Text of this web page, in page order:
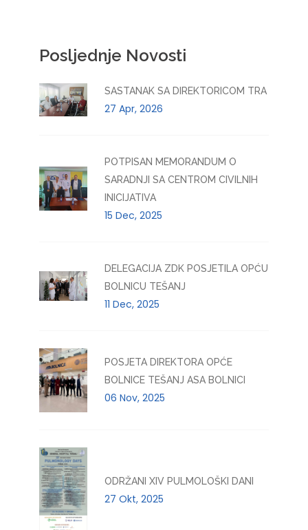
Posljednje Novosti
SASTANAK SA DIREKTORICOM TRA
27 Apr, 2026
POTPISAN MEMORANDUM O
SARADNJI SA CENTROM CIVILNIH
INICIJATIVA
15 Dec, 2025
DELEGACIJA ZDK POSJETILA OPĆU
BOLNICU TEŠANJ
11 Dec, 2025
POSJETA DIREKTORA OPĆE
BOLNICE TEŠANJ ASA BOLNICI
06 Nov, 2025
ODRŽANI XIV PULMOLOŠKI DANI
27 Okt, 2025